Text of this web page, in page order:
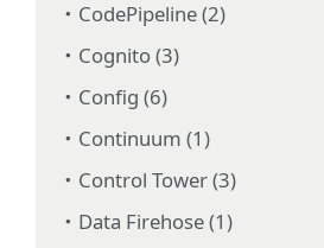
CodePipeline (2)
Cognito (3)
Config (6)
Continuum (1)
Control Tower (3)
Data Firehose (1)